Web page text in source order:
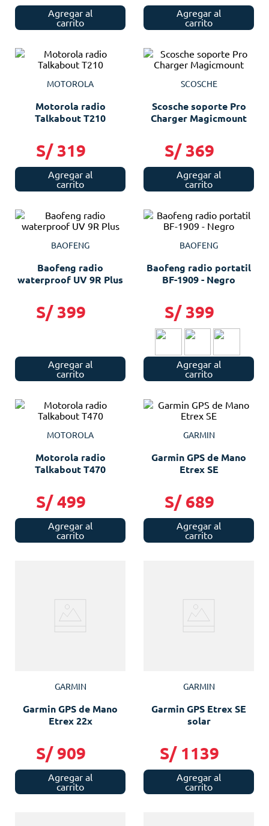
Agregar al
carrito
Agregar al
carrito
MOTOROLA
Motorola radio
Talkabout T210
S/ 319
Agregar al
carrito
SCOSCHE
Scosche soporte Pro
Charger Magicmount
S/ 369
Agregar al
carrito
BAOFENG
Baofeng radio
waterproof UV 9R Plus
S/ 399
Agregar al
carrito
BAOFENG
Baofeng radio portatil
BF-1909 - Negro
S/ 399
Agregar al
carrito
MOTOROLA
Motorola radio
Talkabout T470
S/ 499
Agregar al
carrito
GARMIN
Garmin GPS de Mano
Etrex SE
S/ 689
Agregar al
carrito
GARMIN
Garmin GPS de Mano
Etrex 22x
S/ 909
Agregar al
carrito
GARMIN
Garmin GPS Etrex SE
solar
S/ 1139
Agregar al
carrito